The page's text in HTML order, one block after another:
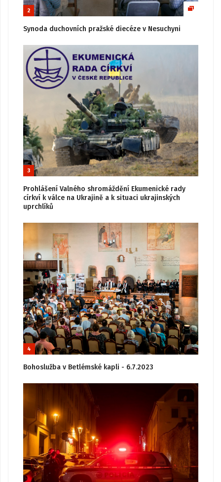
2
Synoda duchovních pražské diecéze v Nesuchyni
3
Prohlášení Valného shromáždění Ekumenické rady
církví k válce na Ukrajině a k situaci ukrajinských
uprchlíků
4
Bohoslužba v Betlémské kapli - 6.7.2023